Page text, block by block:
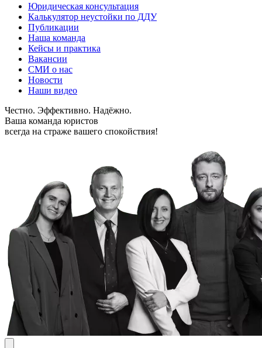
Юридическая консультация
Калькулятор неустойки по ДДУ
Публикации
Наша команда
Кейсы и практика
Вакансии
СМИ о нас
Новости
Наши видео
Честно. Эффективно. Надёжно.
Ваша команда юристов
всегда на страже вашего спокойствия!